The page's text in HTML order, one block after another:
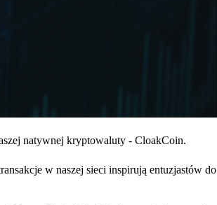
natywnej kryptowaluty - CloakCoin.
w naszej sieci inspirują entuzjastów do